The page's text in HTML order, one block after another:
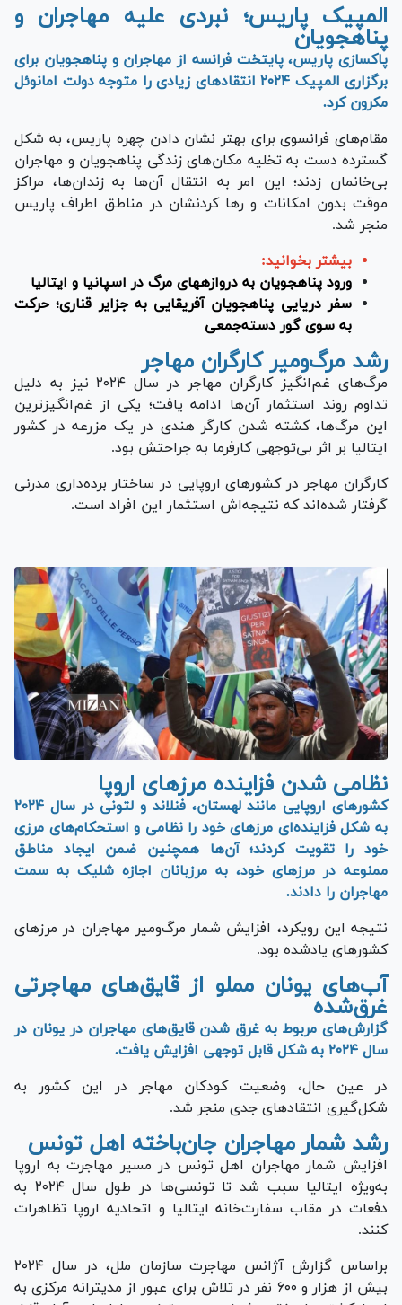
المپیک پاریس؛ نبردی علیه مهاجران و
پناهجویان
پاکسازی پاریس، پایتخت فرانسه از مهاجران و پناهجویان برای
برگزاری المپیک ۲۰۲۴ انتقاد‌های زیادی را متوجه دولت امانوئل
مکرون کرد.
مقام‌های فرانسوی برای بهتر نشان دادن چهره پاریس، به شکل
گسترده دست به تخلیه مکان‌های زندگی پناهجویان و مهاجران
بی‌خانمان زدند؛ این امر به انتقال آن‌ها به زندان‌ها، مراکز
موقت بدون امکانات و رها کردنشان در مناطق اطراف پاریس
منجر شد.
بیشتر بخوانید:
ورود پناهجویان به دروازه‎های مرگ در اسپانیا و ایتالیا
سفر دریایی پناهجویان آفریقایی به جزایر قناری؛ حرکت
به سوی گور دسته‌جمعی
رشد مرگ‌ومیر کارگران مهاجر
مرگ‌های غم‌انگیز کارگران مهاجر در سال ۲۰۲۴ نیز به دلیل
تداوم روند استثمار آن‌ها ادامه یافت؛ یکی از غم‌انگیزترین
این مرگ‌ها، کشته شدن کارگر هندی در یک مزرعه در کشور
ایتالیا بر اثر بی‌توجهی کارفرما به جراحتش بود.
کارگران مهاجر در کشور‌های اروپایی در ساختار برده‌داری مدرنی
گرفتار شده‌اند که نتیجه‌اش استثمار این افراد است.
نظامی شدن فزاینده مرز‌های اروپا
کشور‌های اروپایی مانند لهستان، فنلاند و لتونی در سال ۲۰۲۴
به شکل فزاینده‌ای مرز‌های خود را نظامی و استحکام‌های مرزی
خود را تقویت کردند؛ آن‌ها همچنین ضمن ایجاد مناطق
ممنوعه در مرز‌های خود، به مرزبانان اجازه شلیک به سمت
مهاجران را دادند.
نتیجه این رویکرد، افزایش شمار مرگ‌ومیر مهاجران در مرز‌های
کشور‌های یادشده بود.
آب‌های یونان مملو از قایق‌های مهاجرتی
غرق‌شده
گزارش‌های مربوط به غرق شدن قایق‌های مهاجران در یونان در
سال ۲۰۲۴ به شکل قابل توجهی افزایش یافت.
در عین حال، وضعیت کودکان مهاجر در این کشور به
شکل‌گیری انتقاد‌های جدی منجر شد.
رشد شمار مهاجران جان‌باخته اهل تونس
افزایش شمار مهاجران اهل تونس در مسیر مهاجرت به اروپا
به‌ویژه ایتالیا سبب شد تا تونسی‌ها در طول سال ۲۰۲۴ به
دفعات در مقاب سفارت‌خانه ایتالیا و اتحادیه اروپا تظاهرات
کنند.
براساس گزارش آژانس مهاجرت سازمان ملل، در سال ۲۰۲۴
بیش از هزار و ۶۰۰ نفر در تلاش برای عبور از مدیترانه مرکزی به